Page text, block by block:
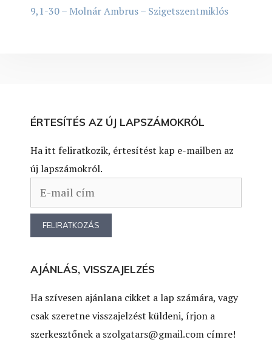
9,1-30 – Molnár Ambrus – Szigetszentmiklós
ÉRTESÍTÉS AZ ÚJ LAPSZÁMOKRÓL
Ha itt feliratkozik, értesítést kap e-mailben az
új lapszámokról.
AJÁNLÁS, VISSZAJELZÉS
Ha szívesen ajánlana cikket a lap számára, vagy
csak szeretne visszajelzést küldeni, írjon a
szerkesztőnek a szolgatars@gmail.com címre!